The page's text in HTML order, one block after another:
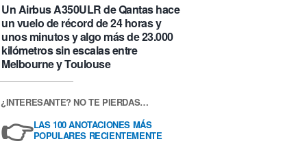
Un Airbus A350ULR de Qantas hace
un vuelo de récord de 24 horas y
unos minutos y algo más de 23.000
kilómetros sin escalas entre
Melbourne y Toulouse
¿INTERESANTE? NO TE PIERDAS…
👉LAS 100 ANOTACIONES MÁS
POPULARES RECIENTEMENTE